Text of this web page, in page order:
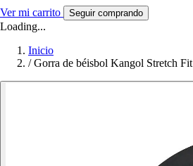
Ver mi carrito Seguir comprando
Loading...
Inicio
/ Gorra de béisbol Kangol Stretch Fit